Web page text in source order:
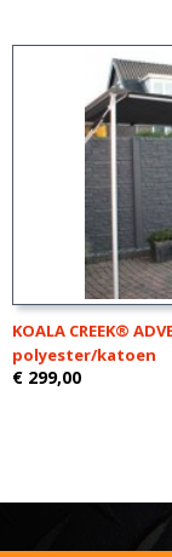
KOALA CREEK®
polyester/katoen
€ 299,00